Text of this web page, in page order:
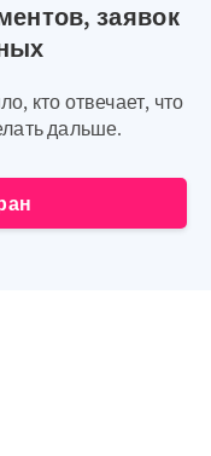
заявок
кто отвечает, что
дальше.